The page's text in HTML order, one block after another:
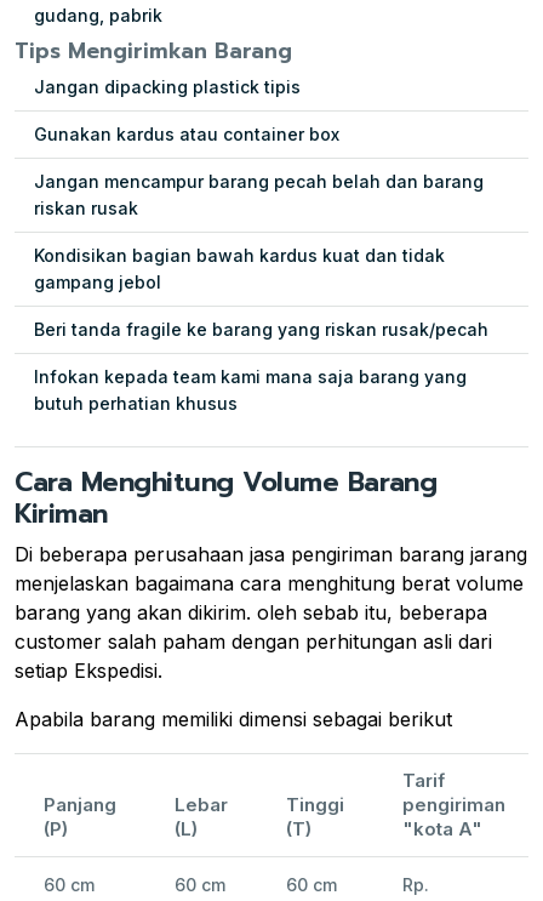
gudang, pabrik
Tips Mengirimkan Barang
Jangan dipacking plastick tipis
Gunakan kardus atau container box
Jangan mencampur barang pecah belah dan barang
riskan rusak
Kondisikan bagian bawah kardus kuat dan tidak
gampang jebol
Beri tanda fragile ke barang yang riskan rusak/pecah
Infokan kepada team kami mana saja barang yang
butuh perhatian khusus
Cara Menghitung Volume Barang
Kiriman
Di beberapa perusahaan jasa pengiriman barang jarang
menjelaskan bagaimana cara menghitung berat volume
barang yang akan dikirim. oleh sebab itu, beberapa
customer salah paham dengan perhitungan asli dari
setiap Ekspedisi.
Apabila barang memiliki dimensi sebagai berikut
Panjang
(P)
Lebar
(L)
Tinggi
(T)
Tarif
pengiriman
"kota A"
60 cm 60 cm 60 cm
Rp.